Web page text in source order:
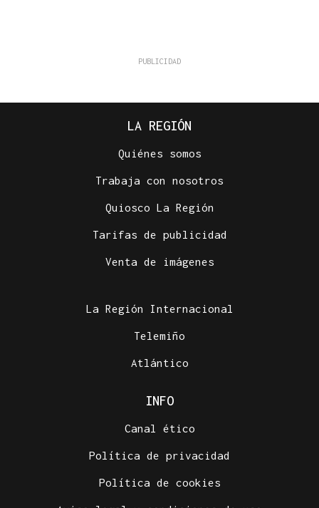
LA REGIÓN
Quiénes somos
Trabaja con nosotros
Quiosco La Región
Tarifas de publicidad
Venta de imágenes
La Región Internacional
Telemiño
Atlántico
INFO
Canal ético
Política de privacidad
Política de cookies